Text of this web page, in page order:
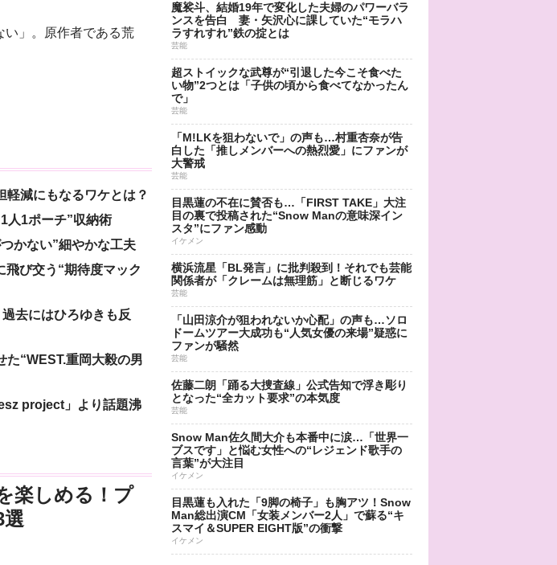
」。原作者である荒
軽減にもなるワケとは？
人1ポーチ”収納術
かない”細やかな工夫
び交う“期待度マック
去にはひろゆきも反
“WEST.重岡大毅の男
project」より話題沸
楽しめる！プ
魔裟斗、結婚19年で変化した夫婦のパワーバラ
ンスを告白 妻・矢沢心に課していた“モラハ
ラすれすれ”鉄の掟とは
芸能
超ストイックな武尊が“引退した今こそ食べた
い物”2つとは「子供の頃から食べてなかったん
で」
芸能
「M!LKを狙わないで」の声も…村重杏奈が告
白した「推しメンバーへの熱烈愛」にファンが
大警戒
芸能
目黒蓮の不在に賛否も…「FIRST TAKE」大注
目の裏で投稿された“Snow Manの意味深イン
スタ”にファン感動
イケメン
横浜流星「BL発言」に批判殺到！それでも芸能
関係者が「クレームは無理筋」と断じるワケ
芸能
「山田涼介が狙われないか心配」の声も…ソロ
ドームツアー大成功も“人気女優の来場”疑惑に
ファンが騒然
芸能
佐藤二朗「踊る大捜査線」公式告知で浮き彫り
となった“全カット要求”の本気度
芸能
Snow Man佐久間大介も本番中に涙…「世界一
ブスです」と悩む女性への“レジェンド歌手の
言葉”が大注目
イケメン
目黒蓮も入れた「9脚の椅子」も胸アツ！Snow
Man総出演CM「女装メンバー2人」で蘇る“キ
スマイ＆SUPER EIGHT版”の衝撃
イケメン